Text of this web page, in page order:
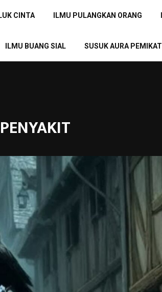
CINTA ILMU PULANGKAN ORANG
ILMU BUANG SIAL SUSUK AURA PEMIKAT